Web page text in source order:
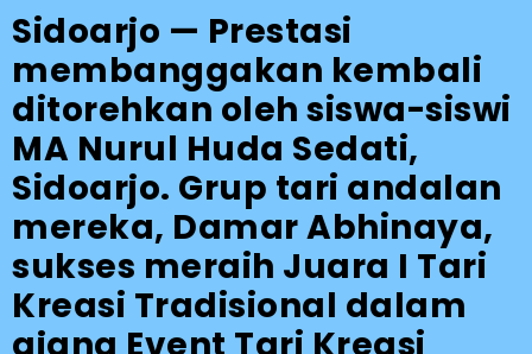
Sidoarjo — Prestasi
membanggakan kembali
ditorehkan oleh siswa-siswi
MA Nurul Huda Sedati,
Sidoarjo. Grup tari andalan
mereka, Damar Abhinaya,
sukses meraih Juara I Tari
Kreasi Tradisional dalam